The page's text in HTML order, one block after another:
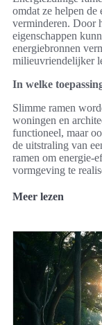
omdat ze helpen de
verminderen. Door
eigenschappen
energiebronnen
milieuvriendelijker
In welke
Slimme ramen
woningen en
functioneel, maar
de uitstraling van
ramen om energie-
vormgeving te
Meer lezen